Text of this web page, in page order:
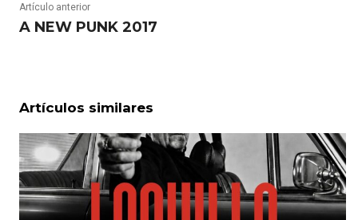
Artículo anterior
A NEW PUNK 2017
Artículos similares